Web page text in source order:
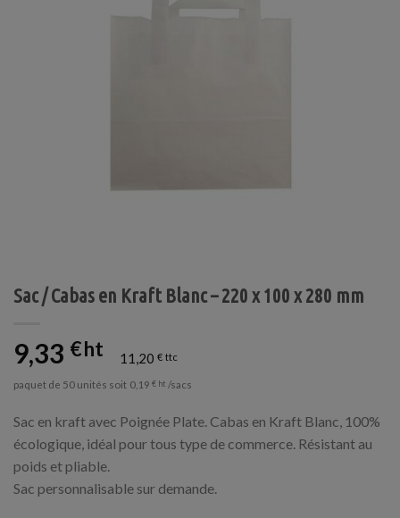
Sac / Cabas en Kraft Blanc – 220 x 100 x 280 mm
9,33 € 11,20 €
paquet de 50 unités soit 0,19 € /sacs
Sac en kraft avec Poignée Plate. Cabas en Kraft Blanc, 100%
écologique, idéal pour tous type de commerce. Résistant au
poids et pliable.
Sac personnalisable sur demande.